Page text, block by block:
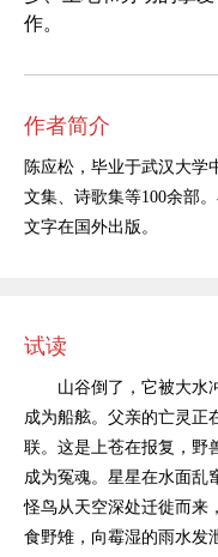
作。
作者简介
陈应松，毕业于武汉大学
文集、诗歌集等100余部
文字在国外出版。
试读
山谷倒了，它被大水
成为船舷。父亲的亡灵正
联。这是上苍在报复，野
成为冤魂。星星在水面乱
怪鸟从天空深处迁徙而来
食野雉，向霉湿的雨水发